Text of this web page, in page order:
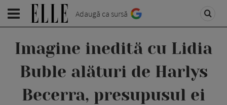
Adaugă ca sursă
Imagine inedită cu Lidia
Buble alături de Harlys
Becerra, presupusul ei